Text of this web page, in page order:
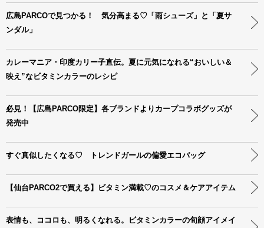
広島PARCOで見つかる！ 気分高まる♡「雨シューズ」と「夏サ
ンダル」
カレーマニア・印度カリー子直伝。夏に元気になれる“おいしい＆
映え”なビタミンカラーのレシピ
必見！【広島PARCO限定】各ブランドよりカープコラボグッズが
発売中
すぐ真似したくなる♡ トレンドガールの偏愛エコバッグ
【仙台PARCO2で買える】ビタミン満載♡のコスメ＆ケアアイテム
表情も、ココロも、明るくなれる。ビタミンカラーの旬顔アイメイ